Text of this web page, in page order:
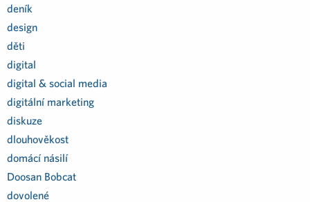
deník
design
děti
digital
digital & social media
digitální marketing
diskuze
dlouhověkost
domácí násilí
Doosan Bobcat
dovolené